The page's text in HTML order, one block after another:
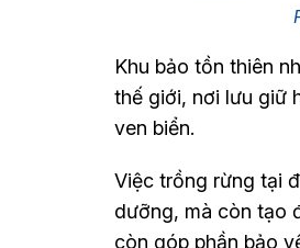
Khu bảo tồn thiên
thế giới, nơi lưu giữ
ven biển.
Việc trồng rừng tại
dưỡng, mà còn tạo
còn góp phần bảo